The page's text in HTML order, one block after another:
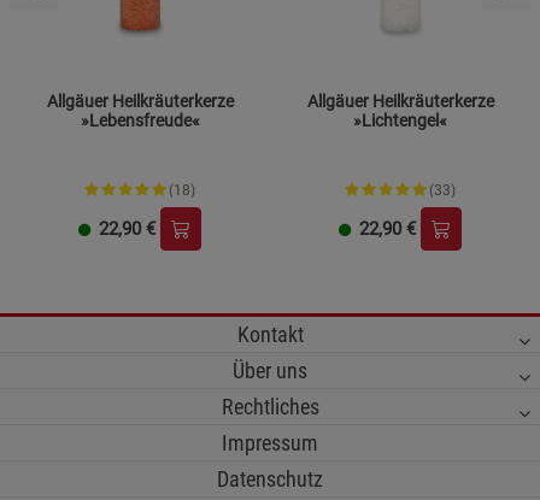
Allgäuer Heilkräuterkerze
»Lebensfreude«
(18)
22,90 €
Allgäuer Heilkräuterkerze
»Lichtengel«
(33)
22,90 €
Kontakt
Über uns
Rechtliches
Impressum
Datenschutz